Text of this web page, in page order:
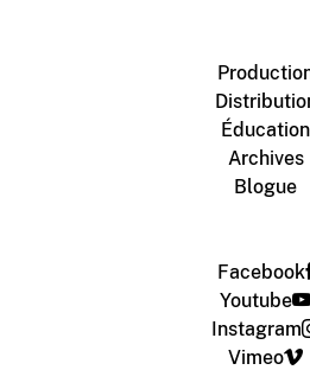
Éducation
Archives
Blogue
Facebook
Youtube
Instagram
Vimeo